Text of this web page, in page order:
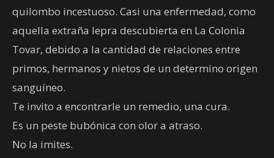
quilombo incestuoso. Casi una enfermedad, como
aquella extraña lepra descubierta en La Colonia
Tovar, debido a la cantidad de relaciones entre
primos, hermanos y nietos de un determino origen
sanguíneo.
Te invito a encontrarle un remedio, una cura.
Es un peste bubónica con olor a atraso.
No la imites.